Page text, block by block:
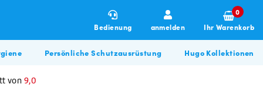
Bedienung anmelden
0
Ihr Warenkorb
Persönliche Schutzausrüstung Hugo Kollektionen
von 9,0